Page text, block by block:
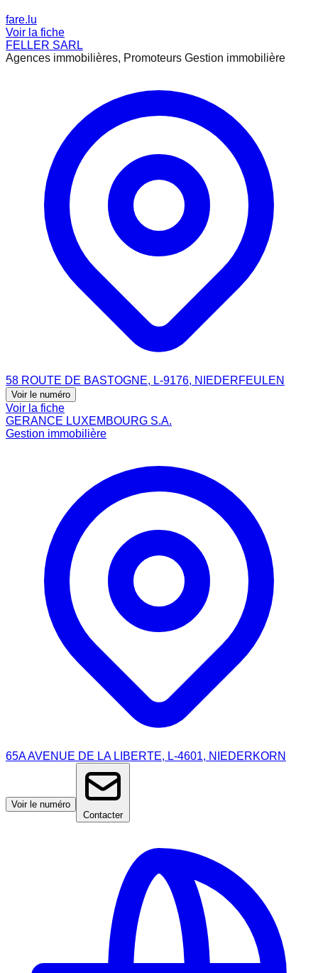
fare.lu
Voir la fiche
FELLER SARL
Agences immobilières, Promoteurs Gestion immobilière
58 ROUTE DE BASTOGNE, L-9176, NIEDERFEULEN
Voir le numéro
Voir la fiche
GERANCE LUXEMBOURG S.A.
Gestion immobilière
65A AVENUE DE LA LIBERTE, L-4601, NIEDERKORN
Voir le numéro
Contacter